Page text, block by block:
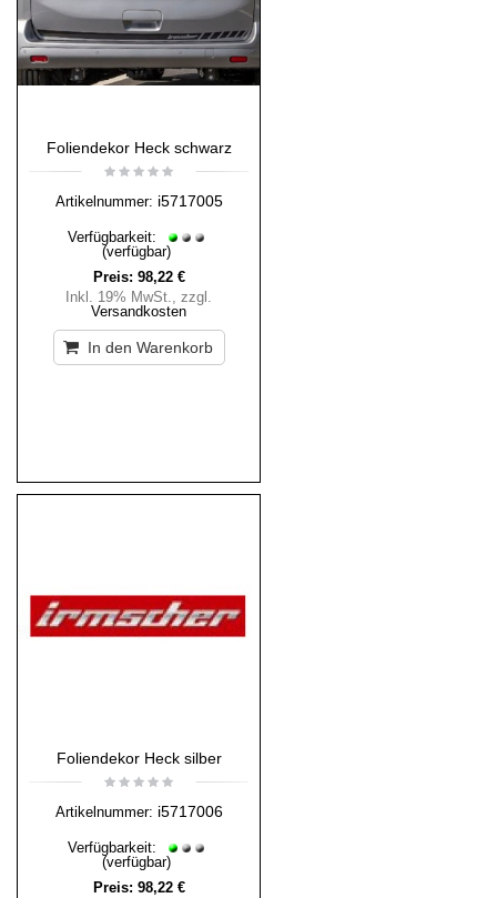
Foliendekor Heck schwarz
Artikelnummer: i5717005
Verfügbarkeit:
(verfügbar)
Preis: 98,22 €
Inkl. 19% MwSt., zzgl.
Versandkosten
In den Warenkorb
Foliendekor Heck silber
Artikelnummer: i5717006
Verfügbarkeit:
(verfügbar)
Preis: 98,22 €